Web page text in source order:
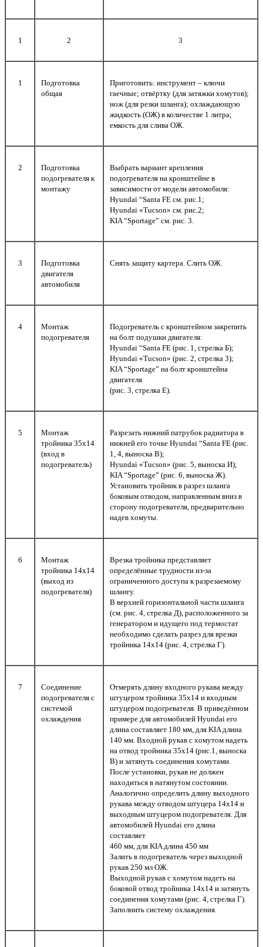
1 2 3
1
Подготовка
общая
Приготовить: инструмент – ключи
гаечные; отвёртку (для затяжки хомутов);
нож (для резки шланга); охлаждающую
жидкость (ОЖ) в количестве 1 литра;
емкость для слива ОЖ.
2
Подготовка
подогревателя к
монтажу
Выбрать вариант крепления
подогревателя на кронштейне в
зависимости от модели автомобиля:
Hyundai “Santa FE см. рис.1;
Hyundai «Tucson» см. рис.2;
KIA “Sportage” см. рис. 3.
3
Подготовка
двигателя
автомобиля
Снять защиту картера. Cлить ОЖ.
4
Монтаж
подогревателя
Подогреватель с кронштейном закрепить
на болт подушки двигателя:
Hyundai “Santa FE (рис. 1, стрелка Б);
Hyundai «Tucson» (рис. 2, стрелка 3);
KIA “Sportage” на болт кронштейна
двигателя
(рис. 3, стрелка Е).
5
Монтаж
тройника 35х14
(вход в
подогреватель)
Разрезать нижний патрубок радиатора в
нижней его точке Hyundai “Santa FE (рис.
1, 4, выноска В);
Hyundai «Tucson» (рис. 5, выноска И);
KIA “Sportage” (рис. 6, выноска Ж).
Установить тройник в разрез шланга
боковым отводом, направленным вниз в
сторону подогревателя, предварительно
надев хомуты.
6
Монтаж
тройника 14х14
(выход из
подогревателя)
Врезка тройника представляет
определённые трудности из-за
ограниченного доступа к разрезаемому
шлангу.
В верхней горизонтальной части шланга
(см. рис. 4, стрелка Д), расположенного за
генератором и идущего под термостат
необходимо сделать разрез для врезки
тройника 14х14 (рис. 4, стрелка Г).
7
Соединение
подогревателя с
системой
охлаждения
Отмерять длину входного рукава между
штуцером тройника 35х14 и входным
штуцером подогревателя. В приведённом
примере для автомобилей Hyundai его
длина составляет 180 мм, для KIA длина
140 мм. Входной рукав с хомутом надеть
на отвод тройника 35х14 (рис.1, выноска
В) и затянуть соединения хомутами.
После установки, рукав не должен
находиться в натянутом состоянии.
Аналогично определить длину выходного
рукава между отводом штуцера 14х14 и
выходным штуцером подогревателя. Для
автомобилей Hyundai его длина
составляет
460 мм, для KIA длина 450 мм
Залить в подогреватель через выходной
рукав 250 мл ОЖ.
Выходной рукав с хомутом надеть на
боковой отвод тройника 14х14 и затянуть
соединения хомутами (рис. 4, стрелка Г).
Заполнить систему охлаждения.